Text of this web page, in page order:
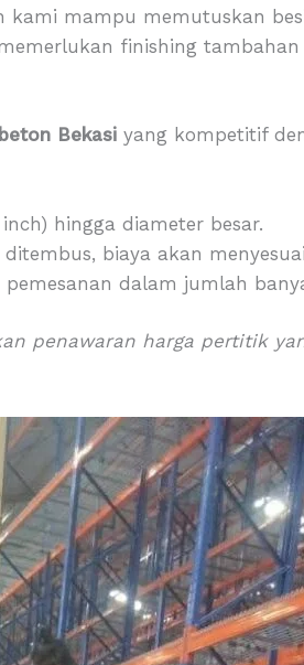
kami mampu memutuskan
finishing
Bekasi yang kompetitif
hingga diameter besar.
biaya akan
dalam jumlah
penawaran harga pertitik